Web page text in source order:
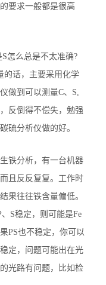
要求一般都是很高
怎么总是不太准确?
的话，主要采用化学
做到可以测量C、S,
反倒得不偿失，勉强
硫分析仪做的好。
铁分析，有一台机器
且反反复复。工作时
果往往铁含量偏低。
S稳定，则可能是Fe
PS也不稳定，你可以
定，问题可能出在光
光路有问题，比如检